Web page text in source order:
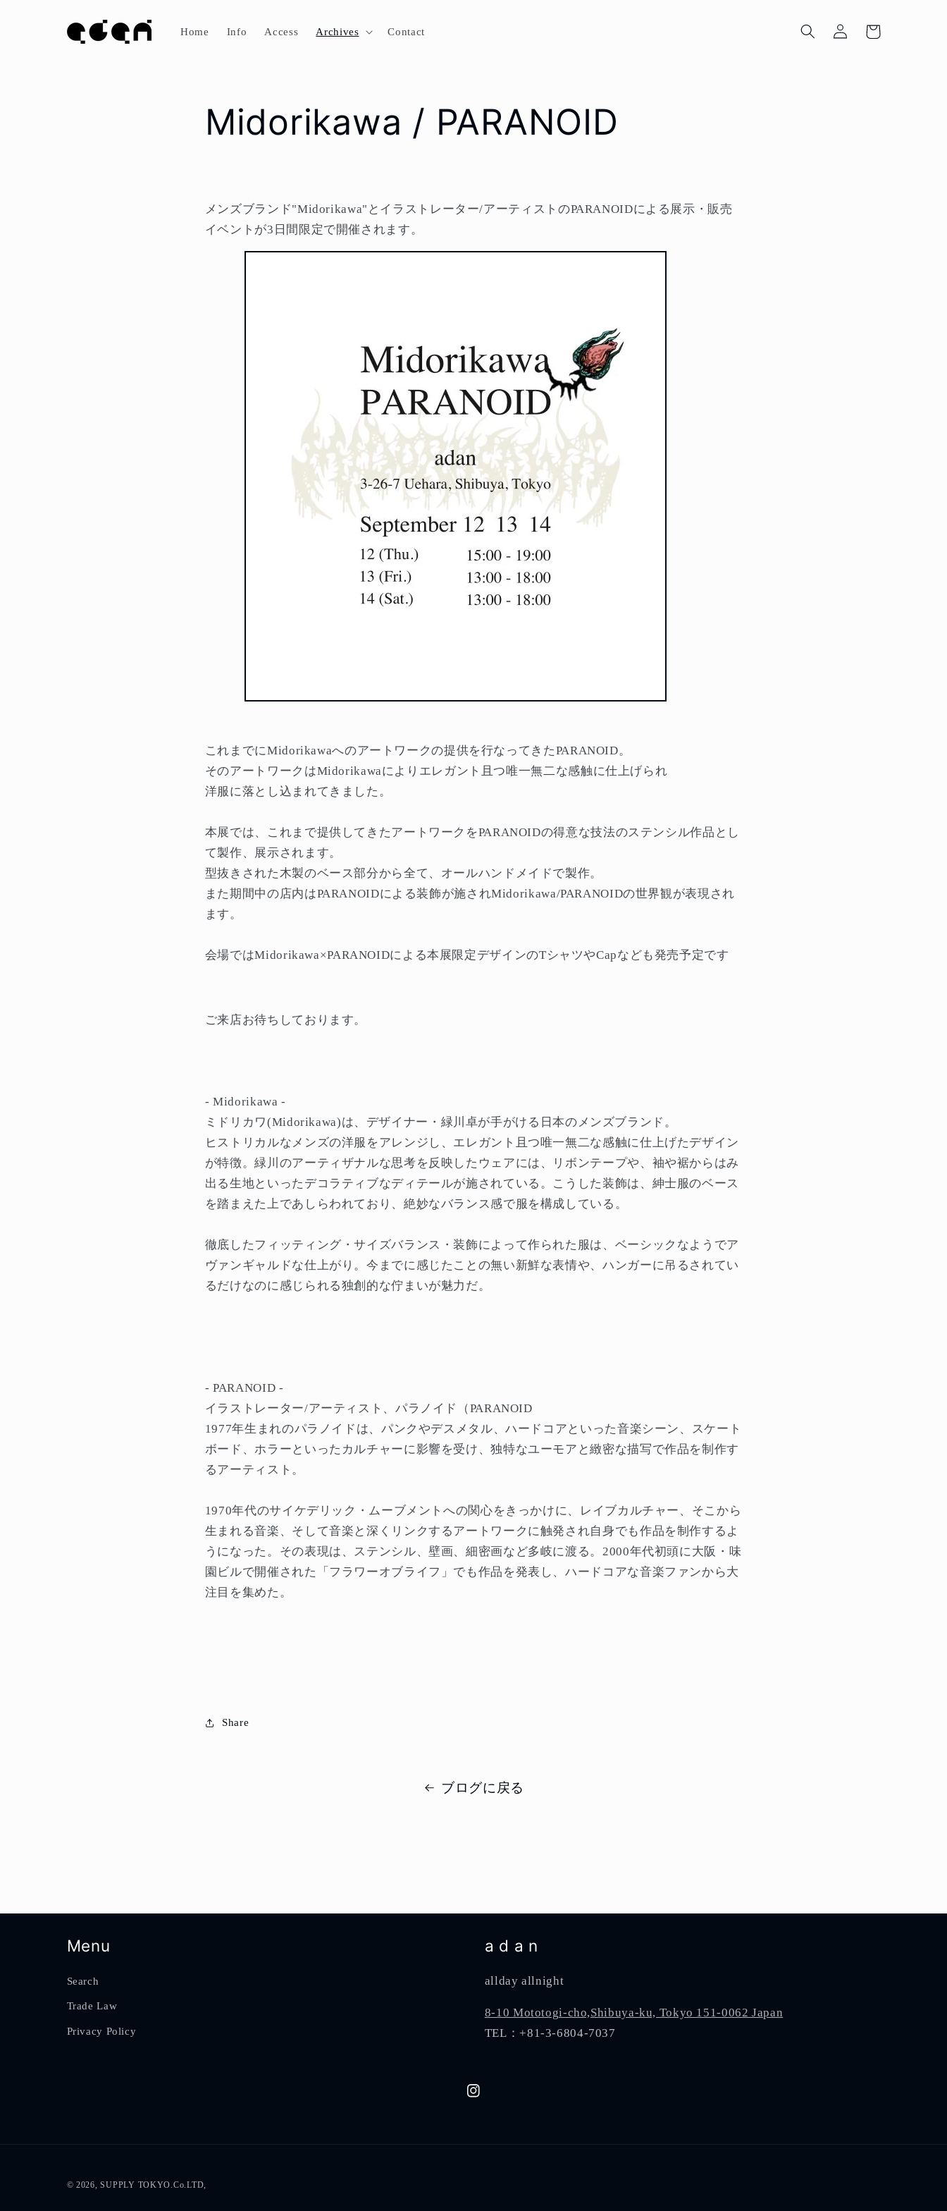
Home Info Access Archives Contact
グ
イ
ー
Midorikawa / PARANOID
メンズブランド"Midorikawa"とイラストレーター/アーティストのPARANOIDによる展示・販売
イベントが3日間限定で開催されます。
これまでにMidorikawaへのアートワークの提供を行なってきたPARANOID。
そのアートワークはMidorikawaにより エレガント且つ唯一無二な感触に仕上げられ
洋服に落とし込まれてきました。
本展では、これまで提供してきたアートワークをPARANOIDの得意な技法のステンシル作品とし
て製作、展示されます。
型抜きされた木製のベース部分から全て、オールハンドメイドで製作。
また期間中の店内はPARANOIDによる装飾が施されMidorikawa/PARANOIDの世界観が表現され
ます。
会場ではMidorikawa×PARANOIDによる本展限定デザインのTシャツやCapなども発売予定です
ご来店お待ちしております。
- Midorikawa -
ミドリカワ(Midorikawa)は、デザイナー・緑川卓が手がける日本のメンズブランド。
ヒストリカルなメンズの洋服をアレンジし、エレガント且つ唯一無二な感触に仕上げたデザイン
が特徴。緑川のアーティザナルな思考を反映したウェアには、リボンテープや、袖や裾からはみ
出る生地といったデコラティブなディテールが施されている。こうした装飾は、紳士服のベース
を踏まえた上であしらわれており、絶妙なバランス感で服を構成している。
徹底したフィッティング・サイズバランス・装飾によって作られた服は、ベーシックなようでア
ヴァンギャルドな仕上がり。今までに感じたことの無い新鮮な表情や、ハンガーに吊るされてい
るだけなのに感じられる独創的な佇まいが魅力だ。
-PARANOID -
イラストレーター/アーティスト、パラノイド（PARANOID
1977年生まれのパラノイドは、パンクやデスメタル、ハードコアといった音楽シーン、スケート
ボード、ホラーといったカルチャーに影響を受け、独特なユーモアと緻密な描写で作品を制作す
るアーティスト。
1970年代のサイケデリック・ムーブメントへの関心をきっかけに、レイブカルチャー、そこから
生まれる音楽、そして音楽と深くリンクするアートワークに触発され自身でも作品を制作するよ
うになった。その表現は、ステンシル、壁画、細密画など多岐に渡る。2000年代初頭に大阪・味
園ビルで開催された「フラワーオブライフ」でも作品を発表し、ハードコアな音楽ファンから大
注目を集めた。
Share
ブログに戻る
Menu
Search
Trade Law
Privacy Policy
a d a n
allday allnight
8-10 Mototogi-cho,Shibuya-ku, Tokyo 151-0062 Japan
TEL：+81-3-6804-7037
Instagram
© 2026, SUPPLY TOKYO.Co.LTD,